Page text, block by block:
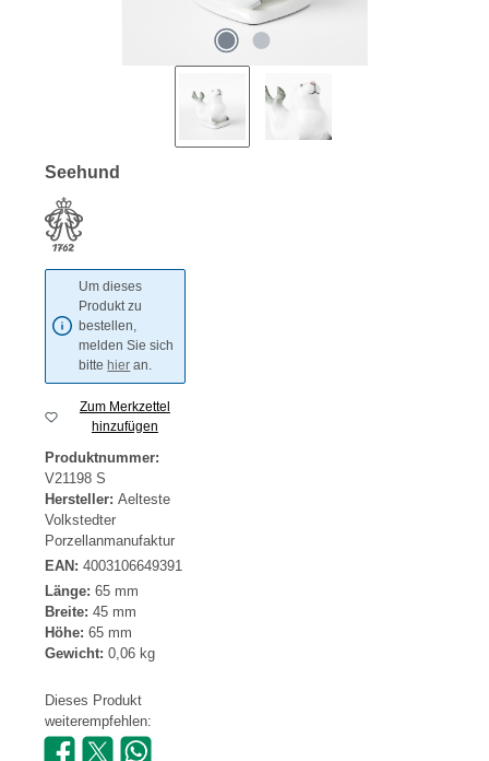
Seehund
Um dieses
Produkt zu
bestellen,
melden Sie sich
bitte hier an.
Zum Merkzettel
hinzufügen
Produktnummer:
V21198 S
Hersteller: Aelteste
Volkstedter
Porzellanmanufaktur
EAN: 4003106649391
Länge: 65 mm
Breite: 45 mm
Höhe: 65 mm
Gewicht: 0,06 kg
Dieses Produkt
weiterempfehlen: